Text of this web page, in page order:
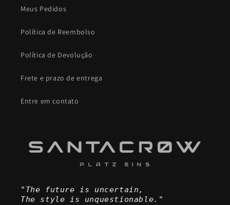
Meus Pedidos
Política de Reembolso
Política de Devolução
Frete e prazo de entrega
Entre em contato
"The future is uncertain,
The style is unquestionable."